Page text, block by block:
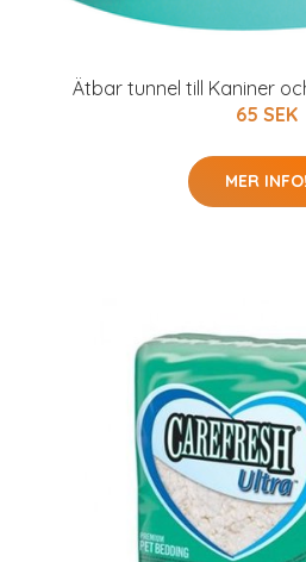
Ätbar tunnel till Kaniner
65 SEK
MER INFO!